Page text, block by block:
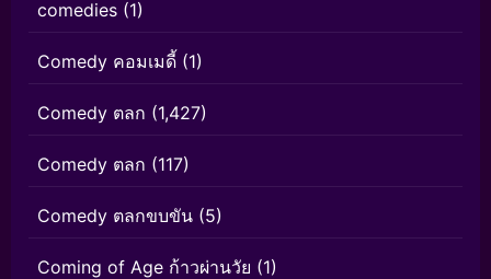
comedies (1)
Comedy คอมเมดี้ (1)
Comedy ตลก (1,427)
Comedy ตลก (117)
Comedy ตลกขบขัน (5)
Coming of Age ก้าวผ่านวัย (1)